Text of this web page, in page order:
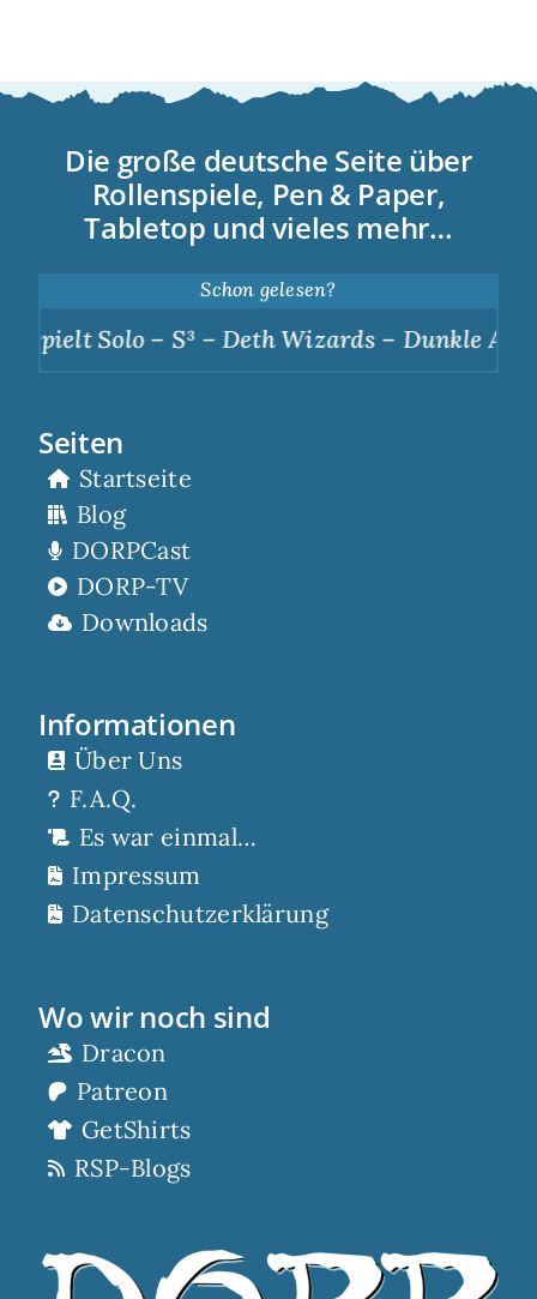
Die große deutsche Seite über
Rollenspiele, Pen & Paper,
Tabletop und vieles mehr…
Schon gelesen?
– Deth Wizards – Dunkle Apotheose |
Seiten
Startseite
Blog
DORPCast
DORP-TV
Downloads
Informationen
Über Uns
F.A.Q.
Es war einmal…
Impressum
Datenschutzerklärung
Wo wir noch sind
Dracon
Patreon
GetShirts
RSP-Blogs